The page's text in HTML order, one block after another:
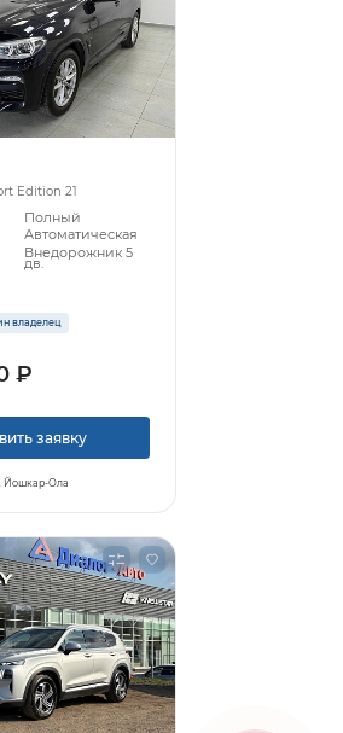
Edition 21
Полный
Автоматическая
Внедорожник 5
дв.
владелец
₽
заявку
Йошкар-Ола